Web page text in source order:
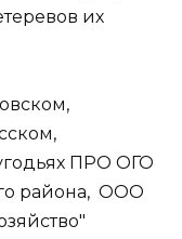
их
ПРО ОГО
района, ООО